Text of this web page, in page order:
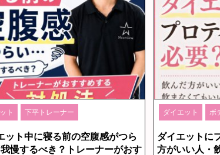
ト 下平トレーナー
ット中に寝る前の空腹感がつら
慢するべき？トレーナーがおす
ダイエット ボ
ダイエットに
方がいい人・